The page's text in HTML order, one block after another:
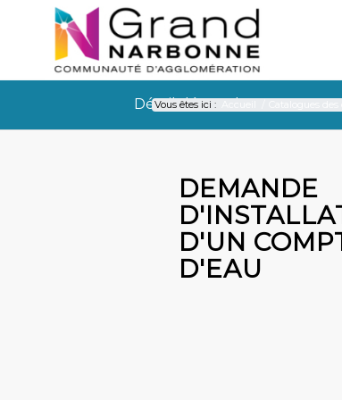
Détail démarche
Vous êtes ici :
Détail démarche
DEMANDE
D'UN
D'EAU